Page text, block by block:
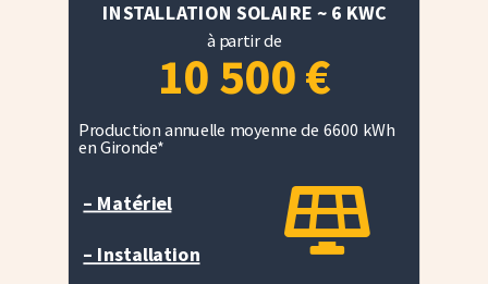
INSTALLATION SOLAIRE ~ 6 KWC
à partir de
10 500€
Production annuelle moyenne de 6600 kWh
en Gironde*

– Matériel
– Installation